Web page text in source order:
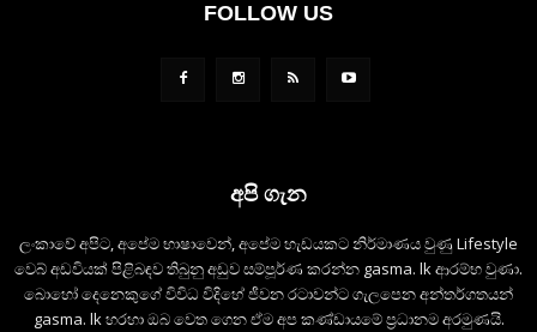
FOLLOW US
අපි ගැන
ලංකාවේ අපිට, අපේම භාෂාවෙන්, අපේම හැඩයකට නිර්මාණය වුණු Lifestyle
වෙබ් අඩවියක් පිළිබඳව තිබුනු අඩුව සම්පූර්ණ කරන්න gasma. lk ආරම්භ වුණා.
බොහෝ දෙනෙකුගේ විවිධ විදිහේ ජීවන රටාවන්ට ගැලපෙන අන්තර්ගතයන්
gasma. lk හරහා ඔබ වෙත ගෙන ඒම අප කණ්ඩායමේ ප්‍රධානම අරමුණයි.